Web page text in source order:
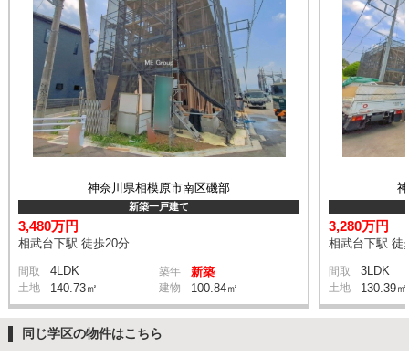
神奈川県相模原市南区磯部
新築一戸建て
3,480万円
相武台下駅 徒歩20分
間取 4LDK 築年 新築
土地 140.73㎡ 建物 100.84㎡
3,280万円
相武台下駅 徒
間取 3LDK
土地 130.39㎡
同じ学区の物件はこちら